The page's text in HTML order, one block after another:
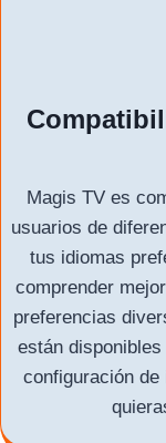
Magis TV es
usuarios de
tus idiomas
comprender
preferencias
están
configuración de